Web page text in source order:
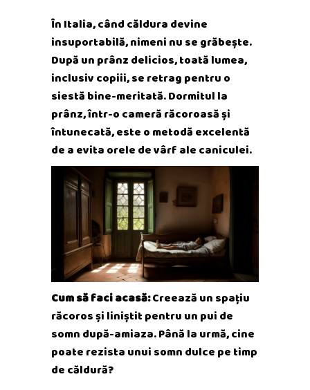
În Italia, când căldura devine
insuportabilă, nimeni nu se grăbește.
După un prânz delicios, toată lumea,
inclusiv copiii, se retrag pentru o
siestă bine-meritată. Dormitul la
prânz, într-o cameră răcoroasă și
întunecată, este o metodă excelentă
de a evita orele de vârf ale caniculei.
Cum să faci acasă:Creează un spațiu
răcoros și liniștit pentru un pui de
somn după-amiaza. Până la urmă, cine
poate rezista unui somn dulce pe timp
de căldură?